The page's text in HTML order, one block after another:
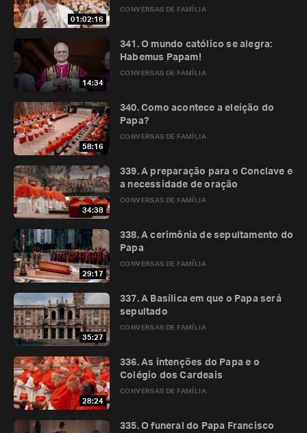
01:02:16
CONVERSAS DE FAMÍLIA
14:34
CONVERSAS DE FAMÍLIA
341. O mundo católico se alegra:
Habemus Papam!
58:16
CONVERSAS DE FAMÍLIA
340. Como acontece a eleição do
Papa?
34:38
CONVERSAS DE FAMÍLIA
339. A preparação para o Conclave e
a necessidade de oração
29:17
CONVERSAS DE FAMÍLIA
338. A cerimônia de sepultamento do
Papa
35:27
CONVERSAS DE FAMÍLIA
337. A Basílica em que o Papa será
sepultado
28:24
CONVERSAS DE FAMÍLIA
336. As intenções do Papa e o
Colégio dos Cardeais
335. O funeral do Papa Francisco